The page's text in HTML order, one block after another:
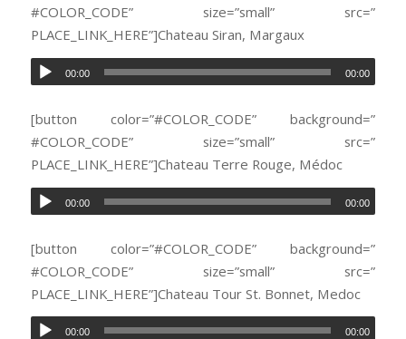
#COLOR_CODE” size=”small” src=”
PLACE_LINK_HERE”]Chateau Siran, Margaux
00:00 00:00
[button color=”#COLOR_CODE” background=”
#COLOR_CODE” size=”small” src=”
PLACE_LINK_HERE”]Chateau Terre Rouge, Médoc
00:00 00:00
[button color=”#COLOR_CODE” background=”
#COLOR_CODE” size=”small” src=”
PLACE_LINK_HERE”]Chateau Tour St. Bonnet, Medoc
00:00 00:00